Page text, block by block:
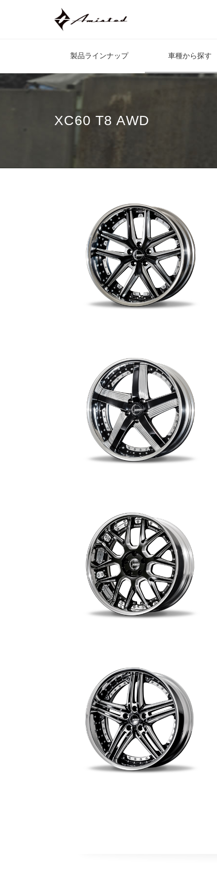
製品ラインナップ 車種から探す
XC60 T8 AWD